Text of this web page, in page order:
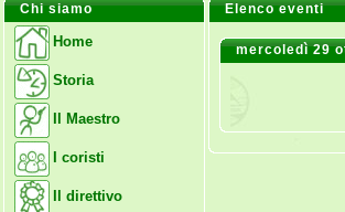
Chi siamo
Home
Storia
Il Maestro
I coristi
Il direttivo
Elenco eventi
mercoledì 29